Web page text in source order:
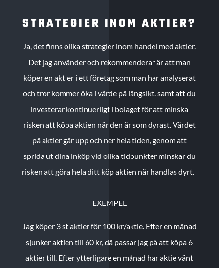
STRATEGIER INOM AKTIER?
Ja, det finns olika strategier inom handel med aktier.
Det jag använder och rekommenderar är att man
köper en aktier i ett företag som man har analyserat
och tror kommer öka i värde på långsikt. samt att du
investerar kontinuerligt i bolaget för att minska
risken att köpa aktien när den är som dyrast. Värdet
på aktier går upp och ner hela tiden, genom att
sprida ut dina inköp vid olika tidpunkter minskar du
risken att göra hela ditt köp aktien när handlas dyrt.
EXEMPEL
Jag köper 3 st aktier för 100 kr/aktie. Efter en månad
sjunker aktien till 60 kr, då passar jag på att köpa 6
aktier till. Efter ytterligare en månad har aktie vänt